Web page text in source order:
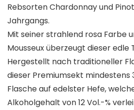
Rebsorten Chardonnay und
Jahrgangs.
Mit seiner strahlend rosa Farbe
Mousseux überzeugt dieser edle
Hergestellt nach traditioneller
dieser Premiumsekt mindestens
Flasche auf edelster Hefe,
Alkoholgehalt von 12 Vol.-%